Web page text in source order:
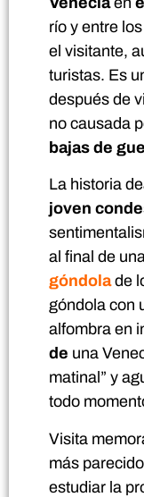
río y entre
el visitante,
turistas. Es
después de
no causada
bajas de
La historia de
joven
al final de
góndolade
góndola con
alfombra en
de una
matinal” y
todo
Visita
más
estudiar la